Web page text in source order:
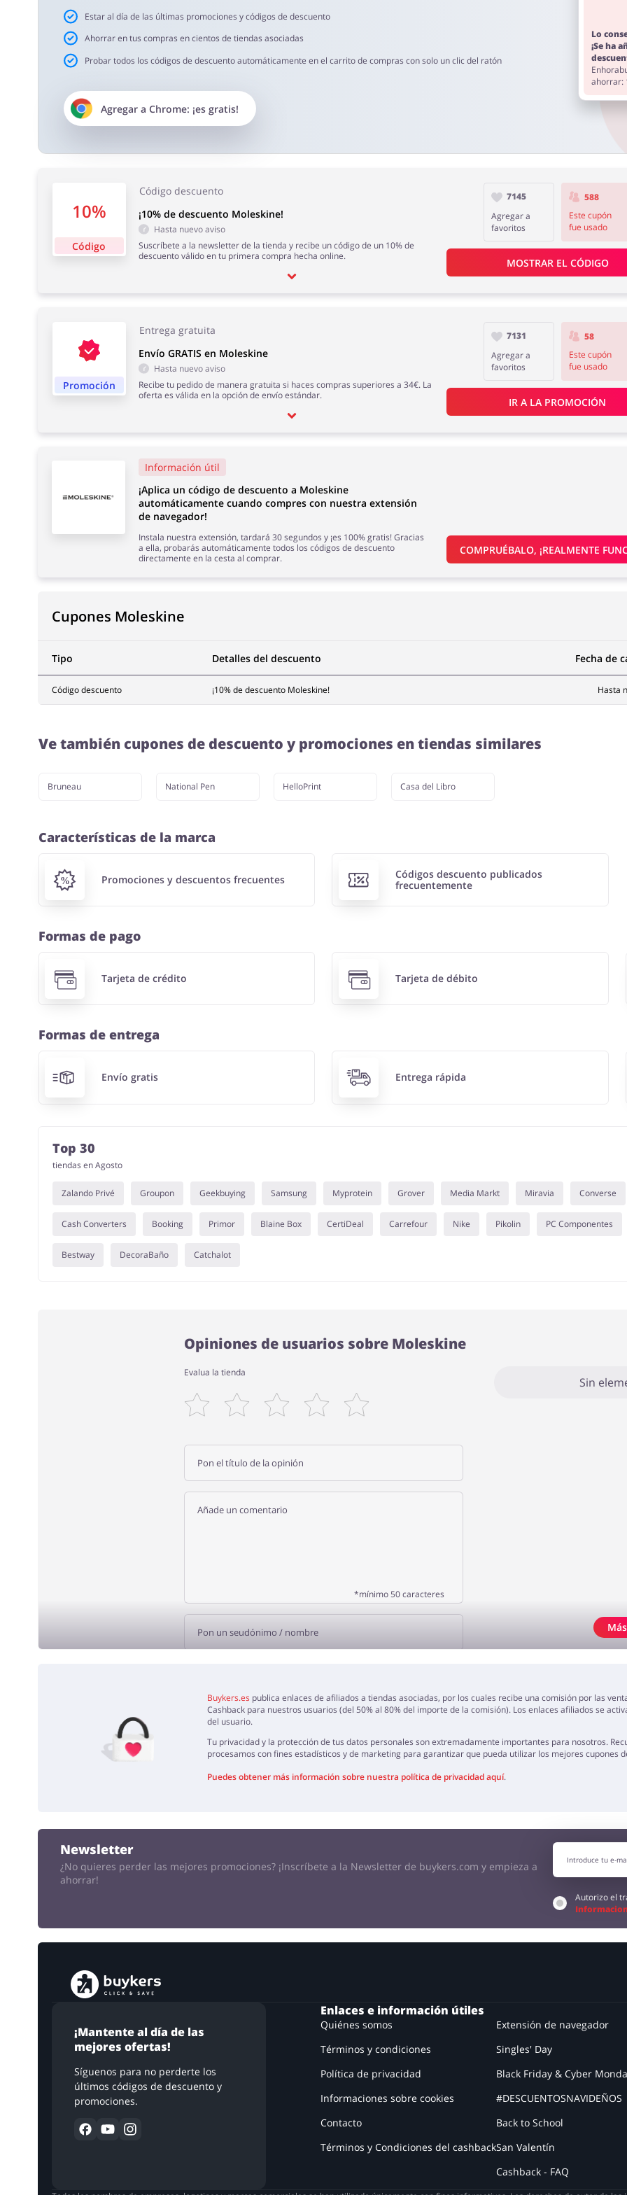
Estar al día de las últimas promociones y códigos de descuento
Ahorrar en tus compras en cientos de tiendas asociadas
Probar todos los códigos de descuento automáticamente en el carrito de compras con solo un clic del ratón
Agregar a Chrome: ¡es gratis!
Lo
¡Se ha
ahorrar:
10%
Código
Código descuento
¡10% de descuento Moleskine!
Suscríbete a la newsletter de la tienda y recibe un código de un 10% de
descuento válido en tu primera compra hecha online.
Hasta nuevo aviso
7145
Agregar a
favoritos
588
Este cupón
fue usado
MOSTRAR EL CÓDIGO
Promoción
Entrega gratuita
Envío GRATIS en Moleskine
Recibe tu pedido de manera gratuita si haces compras superiores a 34€. La
oferta es válida en la opción de envío estándar.
Hasta nuevo aviso
7131
Agregar a
favoritos
58
Este cupón
fue usado
IR A LA PROMOCIÓN
Información útil
¡Aplica un código de descuento a Moleskine
automáticamente cuando compres con nuestra extensión
de navegador!
Instala nuestra extensión, tardará 30 segundos y ¡es 100% gratis! Gracias
a ella, probarás automáticamente todos los códigos de descuento
directamente en la cesta al comprar.
COMPRUÉBALO, ¡REALMENTE
Cupones Moleskine
Tipo Detalles del descuento Fecha de
Código descuento ¡10% de descuento Moleskine! Hasta
Ve también cupones de descuento y promociones en tiendas similares
Bruneau National Pen HelloPrint Casa del Libro
Características de la marca
Promociones y descuentos frecuentes
Códigos descuento publicados
frecuentemente
Formas de pago
Tarjeta de crédito Tarjeta de débito
Formas de entrega
Envío gratis Entrega rápida
Top 30
tiendas en Agosto
Zalando Privé Groupon Geekbuying Samsung Myprotein Grover Media Markt Miravia Converse
Cash Converters Booking Primor Blaine Box CertiDeal Carrefour Nike Pikolin PC Componentes
Bestway DecoraBaño Catchalot
Opiniones de usuarios sobre Moleskine
Evalua la tienda
*mínimo 50 caracteres
Sin
Más
Buykers.es publica enlaces de afiliados a tiendas asociadas, por los cuales recibe una comisión por las
Cashback para nuestros usuarios (del 50% al 80% del importe de la comisión). Los enlaces afiliados se
del usuario.
Tu privacidad y la protección de tus datos personales son extremadamente importantes para nosotros.
procesamos con fines estadísticos y de marketing para garantizar que pueda utilizar los mejores cupones
Puedes obtener más información sobre nuestra política de privacidad aquí.
Newsletter
¿No quieres perder las mejores promociones?¡Inscríbete a la Newsletter de buykers.com y empieza a
ahorrar!
Autorizo el
¡Mantente al día de las
mejores ofertas!
Síguenos para no perderte los
últimos códigos de descuento y
promociones.
Enlaces e información útiles
Quiénes somos
Términos y condiciones
Política de privacidad
Informaciones sobre cookies
Contacto
Términos y Condiciones del cashback
Extensión de navegador
Singles' Day
Black Friday & Cyber
#DESCUENTOSNAVIDEÑOS
Back to School
San Valentín
Cashback - FAQ